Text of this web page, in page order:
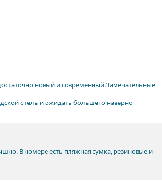
новый и современный.Замечательные
отель и ожидать большего наверно
В номере есть пляжная сумка, резиновые и